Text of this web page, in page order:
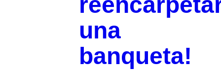
una
banqueta!